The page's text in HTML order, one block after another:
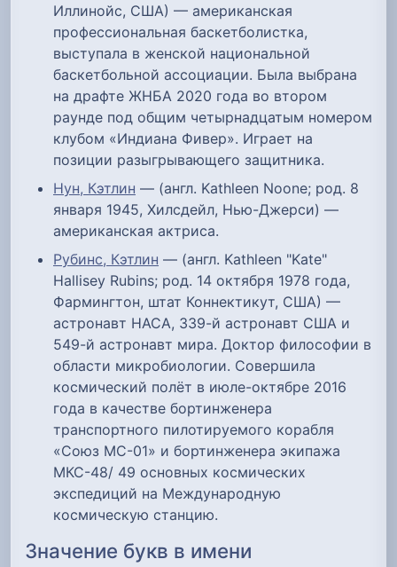
Иллинойс, США) — американская
профессиональная баскетболистка,
выступала в женской национальной
баскетбольной ассоциации. Была выбрана
на драфте ЖНБА 2020 года во втором
раунде под общим четырнадцатым номером
клубом «Индиана Фивер». Играет на
позиции разыгрывающего защитника.
Нун, Кэтлин — (англ. Kathleen Noone; род. 8
января 1945, Хилсдейл, Нью-Джерси) —
американская актриса.
Рубинс, Кэтлин — (англ. Kathleen "Kate"
Hallisey Rubins; род. 14 октября 1978 года,
Фармингтон, штат Коннектикут, США) —
астронавт НАСА, 339-й астронавт США и
549-й астронавт мира. Доктор философии в
области микробиологии. Совершила
космический полёт в июле-октябре 2016
года в качестве бортинженера
транспортного пилотируемого корабля
«Союз МС-01» и бортинженера экипажа
МКС-48/ 49 основных космических
экспедиций на Международную
космическую станцию.
Значение букв в имени